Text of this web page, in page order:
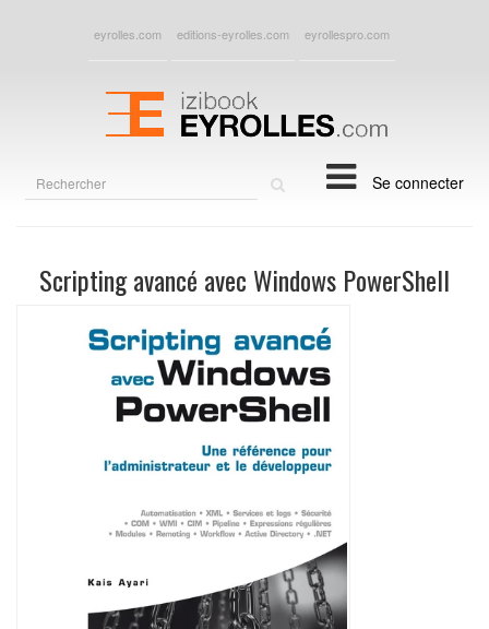
eyrolles.com editions-eyrolles.com eyrollespro.com
Se connecter
Scripting avancé avec Windows PowerShell